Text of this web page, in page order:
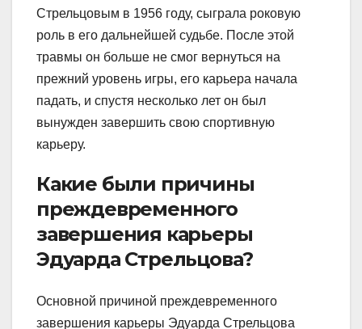
Стрельцовым в 1956 году, сыграла роковую
роль в его дальнейшей судьбе. После этой
травмы он больше не смог вернуться на
прежний уровень игры, его карьера начала
падать, и спустя несколько лет он был
вынужден завершить свою спортивную
карьеру.
Какие были причины
преждевременного
завершения карьеры
Эдуарда Стрельцова?
Основной причиной преждевременного
завершения карьеры Эдуарда Стрельцова